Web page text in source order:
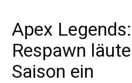
Apex
Respawn
Saison ein